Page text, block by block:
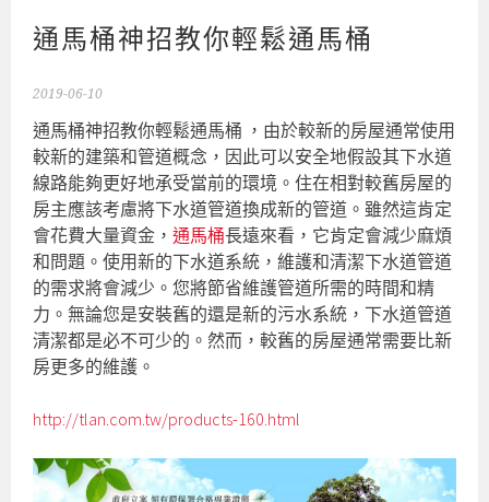
通馬桶神招教你輕鬆通馬桶
2019-06-10
通馬桶神招教你輕鬆通馬桶 ，由於較新的房屋通常使用
較新的建築和管道概念，因此可以安全地假設其下水道
線路能夠更好地承受當前的環境。住在相對較舊房屋的
房主應該考慮將下水道管道換成新的管道。雖然這肯定
會花費大量資金，通馬桶長遠來看，它肯定會減少麻煩
和問題。使用新的下水道系統，維護和清潔下水道管道
的需求將會減少。您將節省維護管道所需的時間和精
力。無論您是安裝舊的還是新的污水系統，下水道管道
清潔都是必不可少的。然而，較舊的房屋通常需要比新
房更多的維護。
http://tlan.com.tw/products-160.html